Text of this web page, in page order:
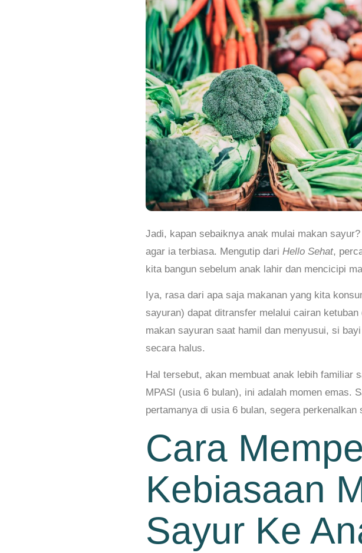
Jadi, kapan sebaiknya anak mulai makan
agar ia terbiasa. Mengutip dari Hello Sehat,
kita bangun sebelum anak lahir dan mencicipi
Iya, rasa dari apa saja makanan yang kita
sayuran) dapat ditransfer melalui cairan
makan sayuran saat hamil dan menyusui, si
secara halus.
Hal tersebut, akan membuat anak lebih familiar
MPASI (usia 6 bulan), ini adalah momen emas.
pertamanya di usia 6 bulan, segera perkenalkan
Cara
Kebiasaan
Sayur Ke